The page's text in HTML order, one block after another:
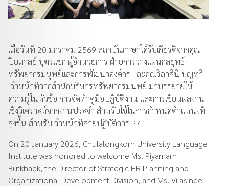
เมื่อวันที่ 20 มกราคม 2569 สถาบันภาษาได้รับเกียรติจากคุณ
ปิยมาลย์ บุตรแขก ผู้อำนวยการ ฝ่ายการวางแผนกลยุทธ์
ทรัพยากรมนุษย์และการพัฒนาองค์กร และคุณวิลาสินี บุญทวี
เจ้าหน้าที่จากสำนักบริหารทรัพยากรมนุษย์ มาบรรยายให้
ความรู้ในหัวข้อ การจัดทำคู่มือปฏิบัติงาน และการเขียนผลงาน
เชิงวิเคราะห์จากงานประจำ สำหรับใช้ในการกำหนดตำแหน่งที่
สูงขึ้น สำหรับเจ้าหน้าที่สายปฏิบัติการ P7
On 20 January 2026, Chulalongkorn University Language
Institute was honored to welcome Ms. Piyamarn
Butkhaek, the Director of Strategic HR Planning and
Organizational Development Division, and Ms. Vilasinee